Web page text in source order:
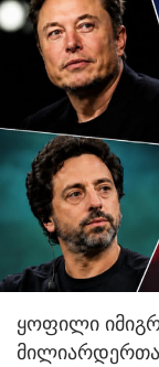
ყოფილი
მილიარდერთა